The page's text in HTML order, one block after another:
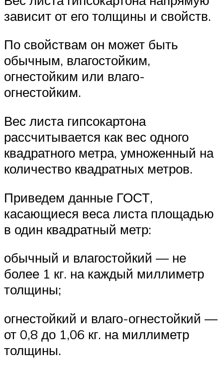
зависит от его толщины и свойств.
По свойствам он может быть
обычным, влагостойким,
огнестойким или влаго-
огнестойким.
Вес листа гипсокартона
рассчитывается как вес одного
квадратного метра, умноженный на
количество квадратных метров.
Приведем данные ГОСТ,
касающиеся веса листа площадью
в один квадратный метр:
обычный и влагостойкий — не
более 1 кг. на каждый миллиметр
толщины;
огнестойкий и влаго-огнестойкий —
от 0,8 до 1,06 кг. на миллиметр
толщины.